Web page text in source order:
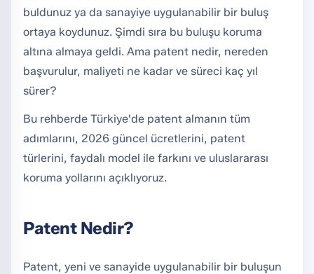
buldunuz ya da sanayiye uygulanabilir bir buluş
ortaya koydunuz. Şimdi sıra bu buluşu koruma
altına almaya geldi. Ama patent nedir, nereden
başvurulur, maliyeti ne kadar ve süreci kaç yıl
sürer?
Bu rehberde Türkiye'de patent almanın tüm
adımlarını, 2026 güncel ücretlerini, patent
türlerini, faydalı model ile farkını ve uluslararası
koruma yollarını açıklıyoruz.
Patent Nedir?
Patent, yeni ve sanayide uygulanabilir bir buluşun